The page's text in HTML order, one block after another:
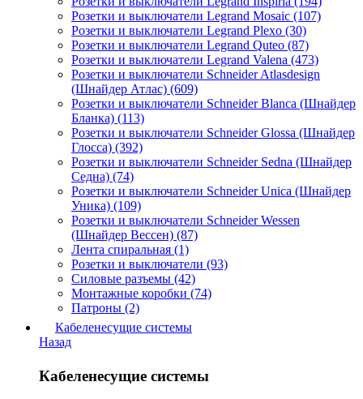
Розетки и выключатели Legrand Mosaic (107)
Розетки и выключатели Legrand Plexo (30)
Розетки и выключатели Legrand Quteo (87)
Розетки и выключатели Legrand Valena (473)
Розетки и выключатели Schneider Atlasdesign
(Шнайдер Атлас) (609)
Розетки и выключатели Schneider Blanca (Шнайдер
Бланка) (113)
Розетки и выключатели Schneider Glossa (Шнайдер
Глосса) (392)
Розетки и выключатели Schneider Sedna (Шнайдер
Седна) (74)
Розетки и выключатели Schneider Unica (Шнайдер
Уника) (109)
Розетки и выключатели Schneider Wessen
(Шнайдер Вессен) (87)
Лента спиральная (1)
Розетки и выключатели (93)
Силовые разъемы (42)
Монтажные коробки (74)
Патроны (2)
Кабеленесущие системы
Назад
Кабеленесущие системы